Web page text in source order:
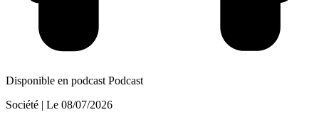
Disponible en podcast Podcast
Société | Le 08/07/2026